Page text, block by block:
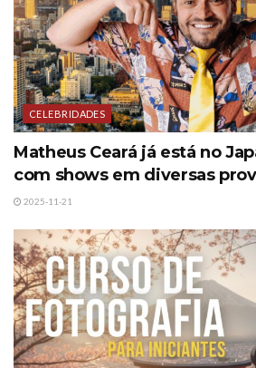
CELEBRIDADES
Matheus Ceará já está no
com shows em diversas
2025-11-21